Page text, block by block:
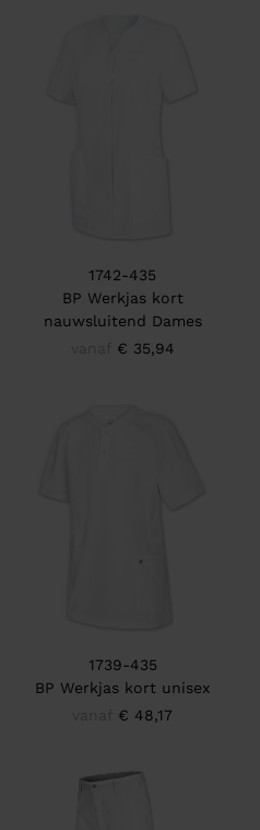
1742-435
BP Werkjas kort
nauwsluitend Dames
€ 35,94
1739-435
BP Werkjas kort unisex
€ 48,17